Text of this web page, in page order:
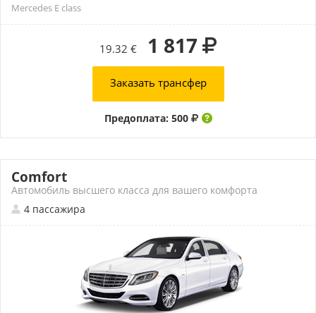
Mercedes E class
19.32 € 1 817
Заказать трансфер
Предоплата: 500
Comfort
Автомобиль высшего класса для вашего комфорта
4 пассажира